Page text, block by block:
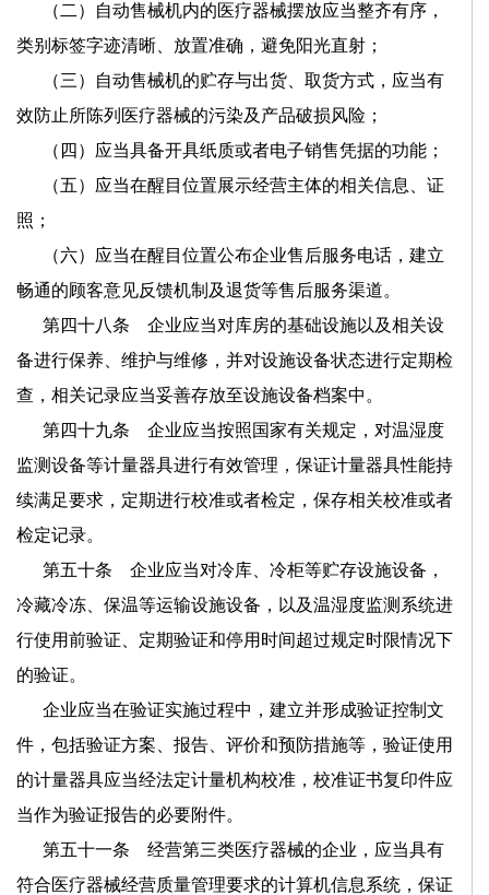
（二）自动售械机内的医疗器械摆放应当整齐有序，
类别标签字迹清晰、放置准确，避免阳光直射；
（三）自动售械机的贮存与出货、取货方式，应当有
效防止所陈列医疗器械的污染及产品破损风险；
（四）应当具备开具纸质或者电子销售凭据的功能；
（五）应当在醒目位置展示经营主体的相关信息、证
照；
（六）应当在醒目位置公布企业售后服务电话，建立
畅通的顾客意见反馈机制及退货等售后服务渠道。
第四十八条 企业应当对库房的基础设施以及相关设
备进行保养、维护与维修，并对设施设备状态进行定期检
查，相关记录应当妥善存放至设施设备档案中。
第四十九条 企业应当按照国家有关规定，对温湿度
监测设备等计量器具进行有效管理，保证计量器具性能持
续满足要求，定期进行校准或者检定，保存相关校准或者
检定记录。
第五十条 企业应当对冷库、冷柜等贮存设施设备，
冷藏冷冻、保温等运输设施设备，以及温湿度监测系统进
行使用前验证、定期验证和停用时间超过规定时限情况下
的验证。
企业应当在验证实施过程中，建立并形成验证控制文
件，包括验证方案、报告、评价和预防措施等，验证使用
的计量器具应当经法定计量机构校准，校准证书复印件应
当作为验证报告的必要附件。
第五十一条 经营第三类医疗器械的企业，应当具有
符合医疗器械经营质量管理要求的计算机信息系统，保证